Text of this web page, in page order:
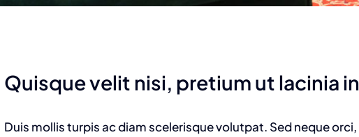
Quisque velit nisi, pretium ut lacinia in
Duis mollis turpis ac diam scelerisque volutpat. Sed neque